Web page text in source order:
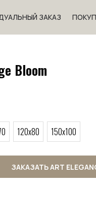
ЗАКАЗ
Bloom
120x80 150x100
ЗАКАЗАТЬ ART